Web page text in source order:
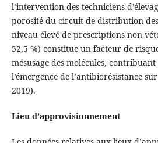
l’intervention des techniciens
porosité du circuit de distribution
niveau élevé de prescriptions non
52,5 %) constitue un facteur de
mésusage des molécules,
l’émergence de l’antibiorésistance
2019).
Lieu d’approvisionnement